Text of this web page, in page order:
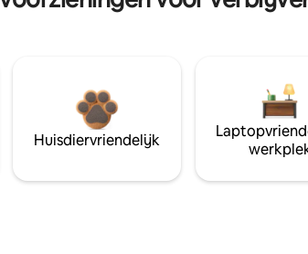
Huisdiervriendelijk